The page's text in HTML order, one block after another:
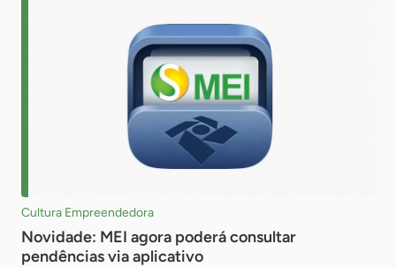
Cultura Empreendedora
Novidade: MEI agora poderá consultar
pendências via aplicativo